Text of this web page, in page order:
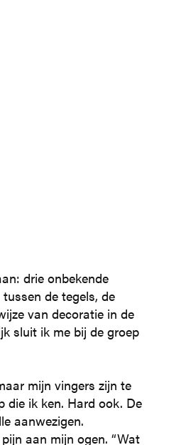
drie onbekende
de tegels, de
van decoratie in de
sluit ik me bij de groep
mijn vingers zijn te
die ik ken. Hard ook. De
aanwezigen.
aan mijn ogen. “Wat